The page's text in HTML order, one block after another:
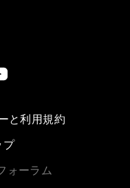
と利用規約
プ
ォーラム